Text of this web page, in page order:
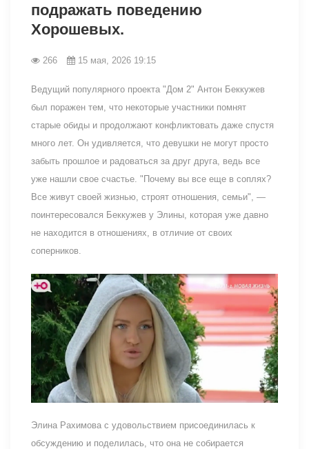
подражать поведению
Хорошевых.
266 15 мая, 2026 19:15
Ведущий популярного проекта "Дом 2" Антон Беккужев
был поражен тем, что некоторые участники помнят
старые обиды и продолжают конфликтовать даже спустя
много лет. Он удивляется, что девушки не могут просто
забыть прошлое и радоваться за друг друга, ведь все
уже нашли свое счастье. "Почему вы все еще в соплях?
Все живут своей жизнью, строят отношения, семьи", —
поинтересовался Беккужев у Элины, которая уже давно
не находится в отношениях, в отличие от своих
соперников.
Элина Рахимова с удовольствием присоединилась к
обсуждению и поделилась, что она не собирается